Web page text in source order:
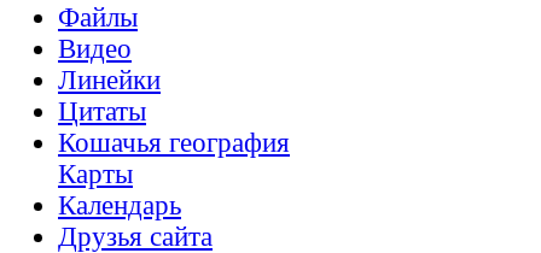
Файлы
Видео
Линейки
Цитаты
Кошачья география
Карты
Календарь
Друзья сайта